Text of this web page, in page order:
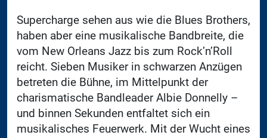
Supercharge sehen aus wie die Blues Brothers,
haben aber eine musikalische Bandbreite, die
vom New Orleans Jazz bis zum Rock’n’Roll
reicht. Sieben Musiker in schwarzen Anzügen
betreten die Bühne, im Mittelpunkt der
charismatische Bandleader Albie Donnelly –
und binnen Sekunden entfaltet sich ein
musikalisches Feuerwerk. Mit der Wucht eines